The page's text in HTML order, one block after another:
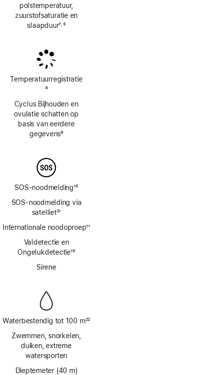
polstemperatuur,
zuurstofsaturatie en
slaapduur7 5
Temperatuur­registratie
8
Cyclus Bijhouden en
ovulatie schatten op
basis van eerdere
gegevens9
SOS-noodmelding10
SOS-noodmelding via
satelliet21
Internationale noodoproep11
Valdetectie en
Ongelukdetectie10
Sirene
Waterbestendig tot 100 m22
Zwemmen, snorkelen,
duiken, extreme
watersporten
Dieptemeter (40 m)